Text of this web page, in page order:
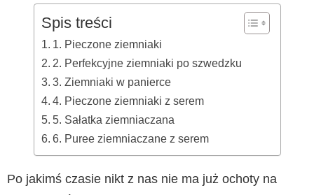
Spis treści
1. Pieczone ziemniaki
2. Perfekcyjne ziemniaki po szwedzku
3. Ziemniaki w panierce
4. Pieczone ziemniaki z serem
5. Sałatka ziemniaczana
6. Puree ziemniaczane z serem
Po jakimś czasie nikt z nas nie ma już ochoty na